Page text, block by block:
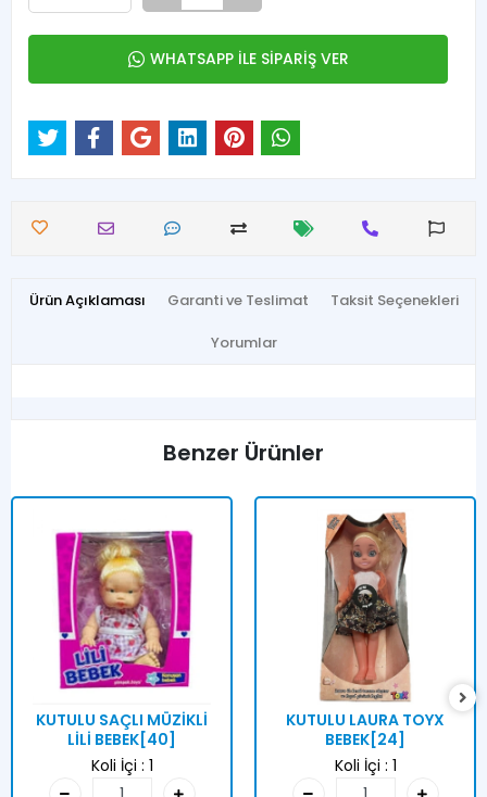
WHATSAPP İLE SİPARİŞ VER
Ürün Açıklaması Garanti ve Teslimat Taksit Seçenekleri
Yorumlar
Benzer Ürünler
KUTULU SAÇLI MÜZİKLİ
LİLİ BEBEK[40]
Koli İçi : 1
KUTULU LAURA TOYX
BEBEK[24]
Koli İçi : 1